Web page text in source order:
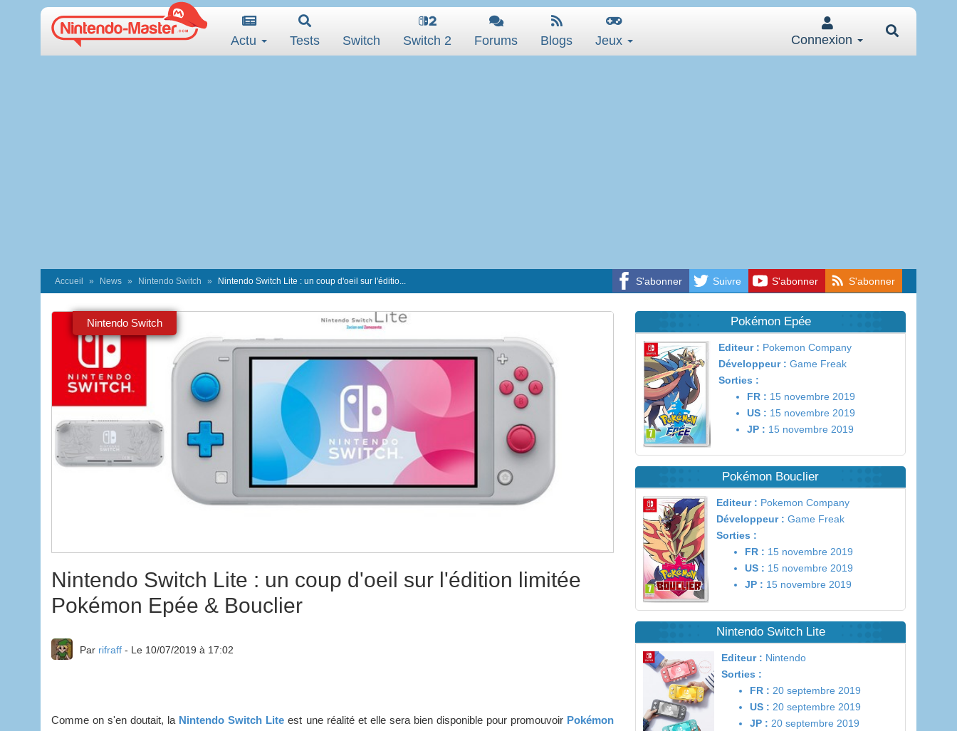
Actu Tests Switch Switch 2 Forums Blogs Jeux Connexion
S'abonner Suivre S'abonner S'abonner
Accueil News Nintendo Switch Nintendo Switch Lite : un coup d'oeil sur l'éditio...
Nintendo Switch
Nintendo Switch Lite : un coup d'oeil sur l'édition limitée
Pokémon Epée & Bouclier
Par rifraff - Le 10/07/2019 à 17:02
Comme on s'en doutait, la Nintendo Switch Lite est une réalité et elle sera bien disponible pour promouvoir Pokémon
Pokémon Epée
Editeur : Pokemon Company
Développeur : Game Freak
Sorties :
FR : 15 novembre 2019
US : 15 novembre 2019
JP : 15 novembre 2019
Pokémon Bouclier
Editeur : Pokemon Company
Développeur : Game Freak
Sorties :
FR : 15 novembre 2019
US : 15 novembre 2019
JP : 15 novembre 2019
Nintendo Switch Lite
Editeur : Nintendo
Sorties :
FR : 20 septembre 2019
US : 20 septembre 2019
JP : 20 septembre 2019